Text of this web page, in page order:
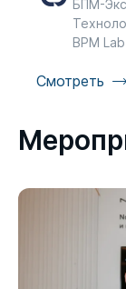
БПМ-
BPM Lab
Смотреть